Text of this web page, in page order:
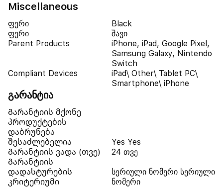
Miscellaneous
ფერი
Black
ფერი
შავი
Parent Products
iPhone, iPad, Google Pixel,
Samsung Galaxy, Nintendo
Switch
Compliant Devices
iPad\ Other\ Tablet PC\
Smartphone\ iPhone
გარანტია
Გარანტიის მქონე
პროდუქტების
დაბრუნება
შესაძლებელია
Yes Yes
Გარანტიის ვადა (თვე)
24 თვე
Გარანტიის
დადასტურების
კრიტერიუმი
სერიული ნომერი სერიული
ნომერი